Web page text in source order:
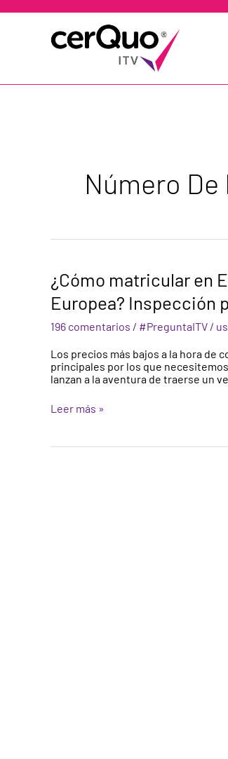
Número
¿Cómo matricular en
Europea? Inspección
196 comentarios / #PreguntaITV /
Los precios más bajos a la hora de
principales por los que
lanzan a la aventura de traerse un
¿Cómo
matricular
en
España
un
procedente
de
la
Unión
Inspección
matriculación
Leer más »